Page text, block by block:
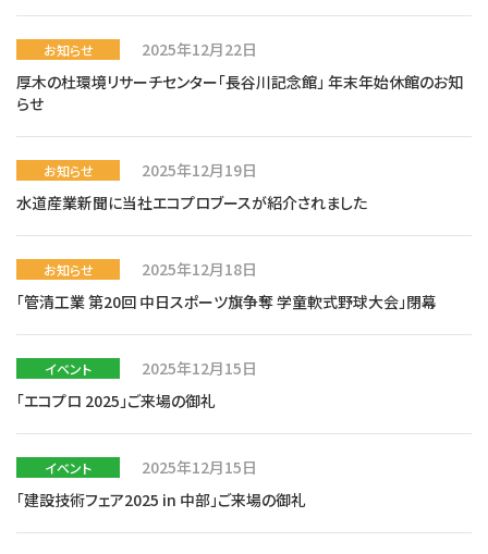
お知らせ
2025年12月22日
厚木の杜環境リサーチセンター「長谷川記念館」 年末年始休館のお知
らせ
お知らせ
2025年12月19日
水道産業新聞に当社エコプロブースが紹介されました
お知らせ
2025年12月18日
「管清工業 第20回 中日スポーツ旗争奪 学童軟式野球大会」閉幕
イベント
2025年12月15日
「エコプロ 2025」ご来場の御礼
イベント
2025年12月15日
「建設技術フェア2025 in 中部」ご来場の御礼